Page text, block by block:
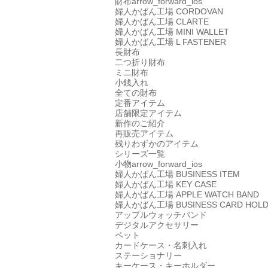
婦人かばん工場 CORDOVAN
婦人かばん工場 CLARTE
婦人かばん工場 MINI WALLET
婦人かばん工場 L FASTENER
長財布
二つ折り財布
ミニ財布
小銭入れ
全ての財布
定番アイテム
店舗限定アイテム
新作のご紹介
再販売アイテム
残りわずかのアイテム
シリーズ一覧
小物arrow_forward_ios
婦人かばん工場 BUSINESS ITEM
婦人かばん工場 KEY CASE
婦人かばん工場 APPLE WATCH BAND
婦人かばん工場 BUSINESS CARD
アップルウォッチバンド
デジタルアクセサリー
ペット
カードケース・名刺入れ
ステーショナリー
キーケース・キーホルダー